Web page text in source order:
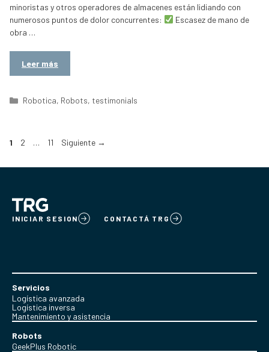
minoristas y otros operadores de almacenes están lidiando con
numerosos puntos de dolor concurrentes:
Escasez de mano de
obra …
Leer más
Categorías
Robotica, Robots, testimonials
Página
1 Página
2 … Página
11 Siguiente →
INICIAR SESION CONTACTÁ TRG
Servicios
Logística avanzada
Logística inversa
Mantenimiento y asistencia
Robots
GeekPlus Robotic